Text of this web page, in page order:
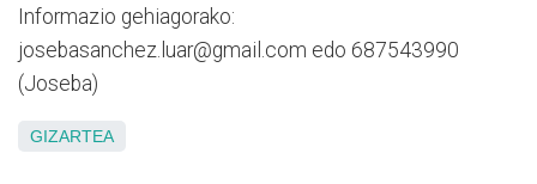
Informazio gehiagorako:
josebasanchez.luar@gmail.com edo 687543990
(Joseba)
GIZARTEA